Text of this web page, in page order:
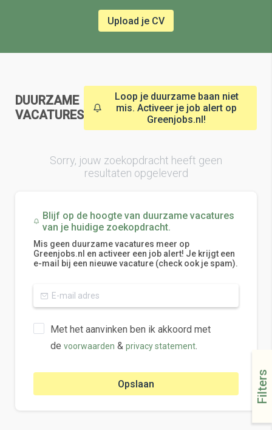
Upload je CV
Filters
DUURZAME
VACATURES
Loop je duurzame baan niet
mis. Activeer je job alert op
Greenjobs.nl!
Sorry, jouw zoekopdracht heeft geen
resultaten opgeleverd
Blijf op de hoogte van duurzame vacatures
van je huidige zoekopdracht.
Mis geen duurzame vacatures meer op
Greenjobs.nl en activeer een job alert! Je krijgt een
e-mail bij een nieuwe vacature (check ook je spam).
Met het aanvinken ben ik akkoord met
de voorwaarden & privacy statement.
Opslaan